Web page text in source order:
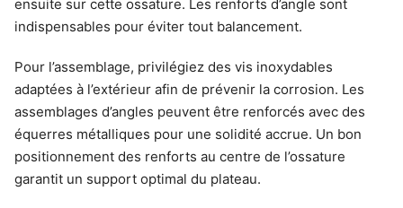
ensuite sur cette ossature. Les renforts d’angle sont
indispensables pour éviter tout balancement.
Pour l’assemblage, privilégiez des vis inoxydables
adaptées à l’extérieur afin de prévenir la corrosion. Les
assemblages d’angles peuvent être renforcés avec des
équerres métalliques pour une solidité accrue. Un bon
positionnement des renforts au centre de l’ossature
garantit un support optimal du plateau.